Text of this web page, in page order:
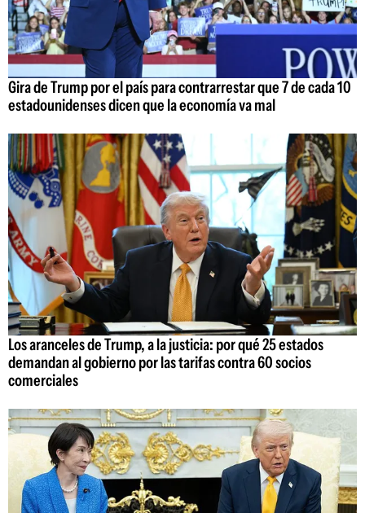
Gira de Trump por el país para contrarrestar que 7 de cada 10
estadounidenses dicen que la economía va mal
Los aranceles de Trump, a la justicia: por qué 25 estados
demandan al gobierno por las tarifas contra 60 socios
comerciales